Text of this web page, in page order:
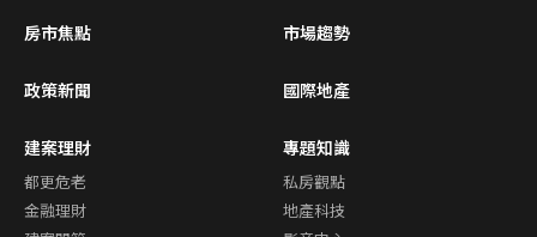
房市焦點 市場趨勢
政策新聞 國際地產
建案理財
都更危老
金融理財
專題知識
私房觀點
地產科技